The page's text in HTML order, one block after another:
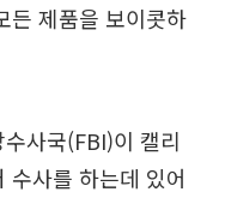
든 제품을 보이콧하
사국(FBI)이 캘리
수사를 하는데 있어